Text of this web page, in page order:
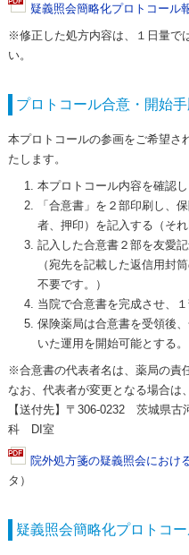
疑義照会簡略化プロトコール
※修正した処方内容は、１日量で
い。
プロトコール合意・開始
本プロトコールの参画をご希望さ
たします。
本プロトコール内容を確認
「合意書」を２部印刷し、
者、押印）を記入する（そ
記入した合意書２部を友愛
（宛先を記載した返信用封
不要です。）
当院で合意書を完成させ、
保険薬局は合意書を受領後
いた運用を開始可能とする。
※合意書の代表者名は、薬局の責
なお、代表者が変更となる場合は
【送付先】〒306-0232 茨城県
科 DI室
院外処方箋の疑義照会におけ
タ）
疑義照会簡略化プロトコ